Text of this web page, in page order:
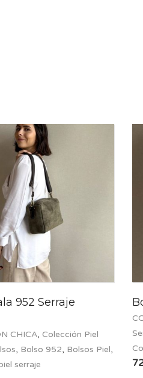
952 Serraje
CHICA, Colección Piel
, Bolso 952, Bolsos Piel,
serraje